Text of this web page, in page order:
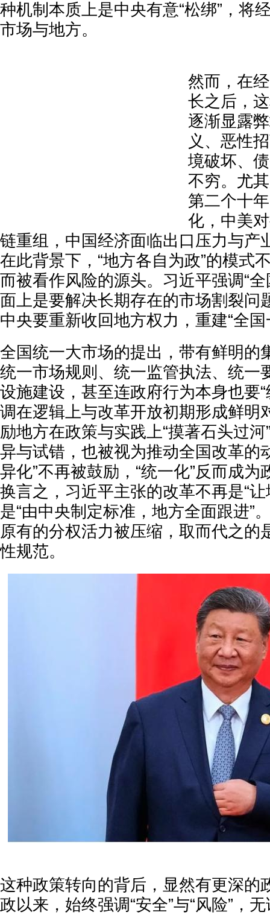
种机制本质上是中央有意“松绑”，将
市场与地方。
然而，在
长之后，
逐渐显露
义、恶性
境破坏、
不穷。尤
第二个十
化，中美
链重组，中国经济面临出口压力与产
在此背景下，“地方各自为政”的模式
而被看作风险的源头。习近平强调“
面上是要解决长期存在的市场割裂问
中央要重新收回地方权力，重建“全
全国统一大市场的提出，带有鲜明的
统一市场规则、统一监管执法、统一
设施建设，甚至连政府行为本身也要
调在逻辑上与改革开放初期形成鲜明
励地方在政策与实践上“摸著石头过
异与试错，也被视为推动全国改革的
异化”不再被鼓励，“统一化”反而成
换言之，习近平主张的改革不再是“
是“由中央制定标准，地方全面跟进”
原有的分权活力被压缩，取而代之的
性规范。
这种政策转向的背后，显然有更深的
政以来，始终强调“安全”与“风险”，